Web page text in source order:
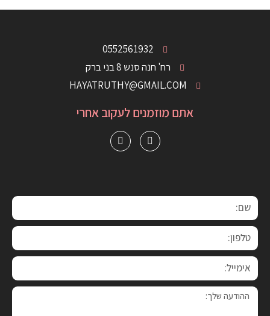
0552561932
רח' חנה סנש 8 בני ברק
HAYATRUTHY@GMAIL.COM
אתם מוזמנים לעקוב אחרי